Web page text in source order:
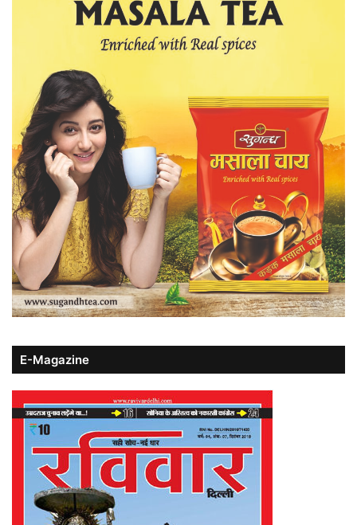
E-Magazine